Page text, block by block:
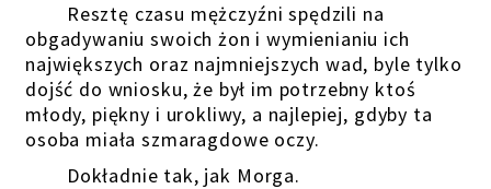
Resztę czasu mężczyźni spędzili na
obgadywaniu swoich żon i wymienianiu ich
największych oraz najmniejszych wad, byle tylko
dojść do wniosku, że był im potrzebny ktoś
młody, piękny i urokliwy, a najlepiej, gdyby ta
osoba miała szmaragdowe oczy.
Dokładnie tak, jak Morga.